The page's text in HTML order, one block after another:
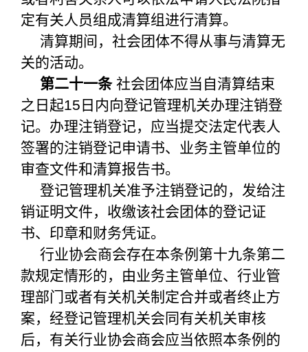
定有关人员组成清算组进行清算。
清算期间，社会团体不得从事与清算无
关的活动。
第二十一条社会团体应当自清算结束
之日起15日内向登记管理机关办理注销登
记。办理注销登记，应当提交法定代表人
签署的注销登记申请书、业务主管单位的
审查文件和清算报告书。
登记管理机关准予注销登记的，发给注
销证明文件，收缴该社会团体的登记证
书、印章和财务凭证。
行业协会商会存在本条例第十九条第二
款规定情形的，由业务主管单位、行业管
理部门或者有关机关制定合并或者终止方
案，经登记管理机关会同有关机关审核
后，有关行业协会商会应当依照本条例的